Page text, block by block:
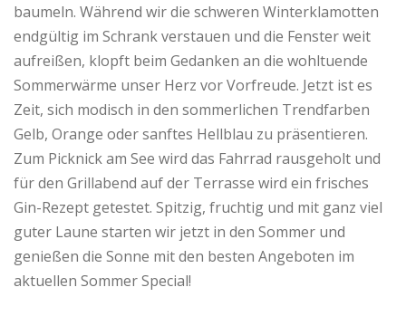
a
c
k
B
l
o
g
baumeln. Während wir die schweren Winterklamotten
endgültig im Schrank verstauen und die Fenster weit
aufreißen, klopft beim Gedanken an die wohltuende
Sommerwärme unser Herz vor Vorfreude. Jetzt ist es
Zeit, sich modisch in den sommerlichen Trendfarben
Gelb, Orange oder sanftes Hellblau zu präsentieren.
Zum Picknick am See wird das Fahrrad rausgeholt und
für den Grillabend auf der Terrasse wird ein frisches
Gin-Rezept getestet. Spitzig, fruchtig und mit ganz viel
guter Laune starten wir jetzt in den Sommer und
genießen die Sonne mit den besten Angeboten im
aktuellen Sommer Special!